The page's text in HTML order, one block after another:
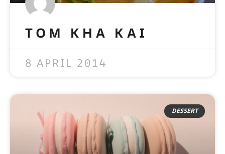
TOM KHA KAI
8 APRIL 2014
DESSERT